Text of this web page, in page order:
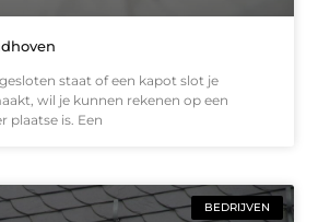
staat of een kapot slot je
wil je kunnen rekenen op een
plaatse is. Een
BEDRIJVEN